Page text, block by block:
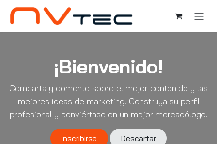
Ir al contenido
¡Bienvenido!
Comparta y comente sobre el mejor contenido y las
mejores ideas de marketing. Construya su perfil
profesional y conviértase en un mejor mercadólogo.
Inscribirse Descartar